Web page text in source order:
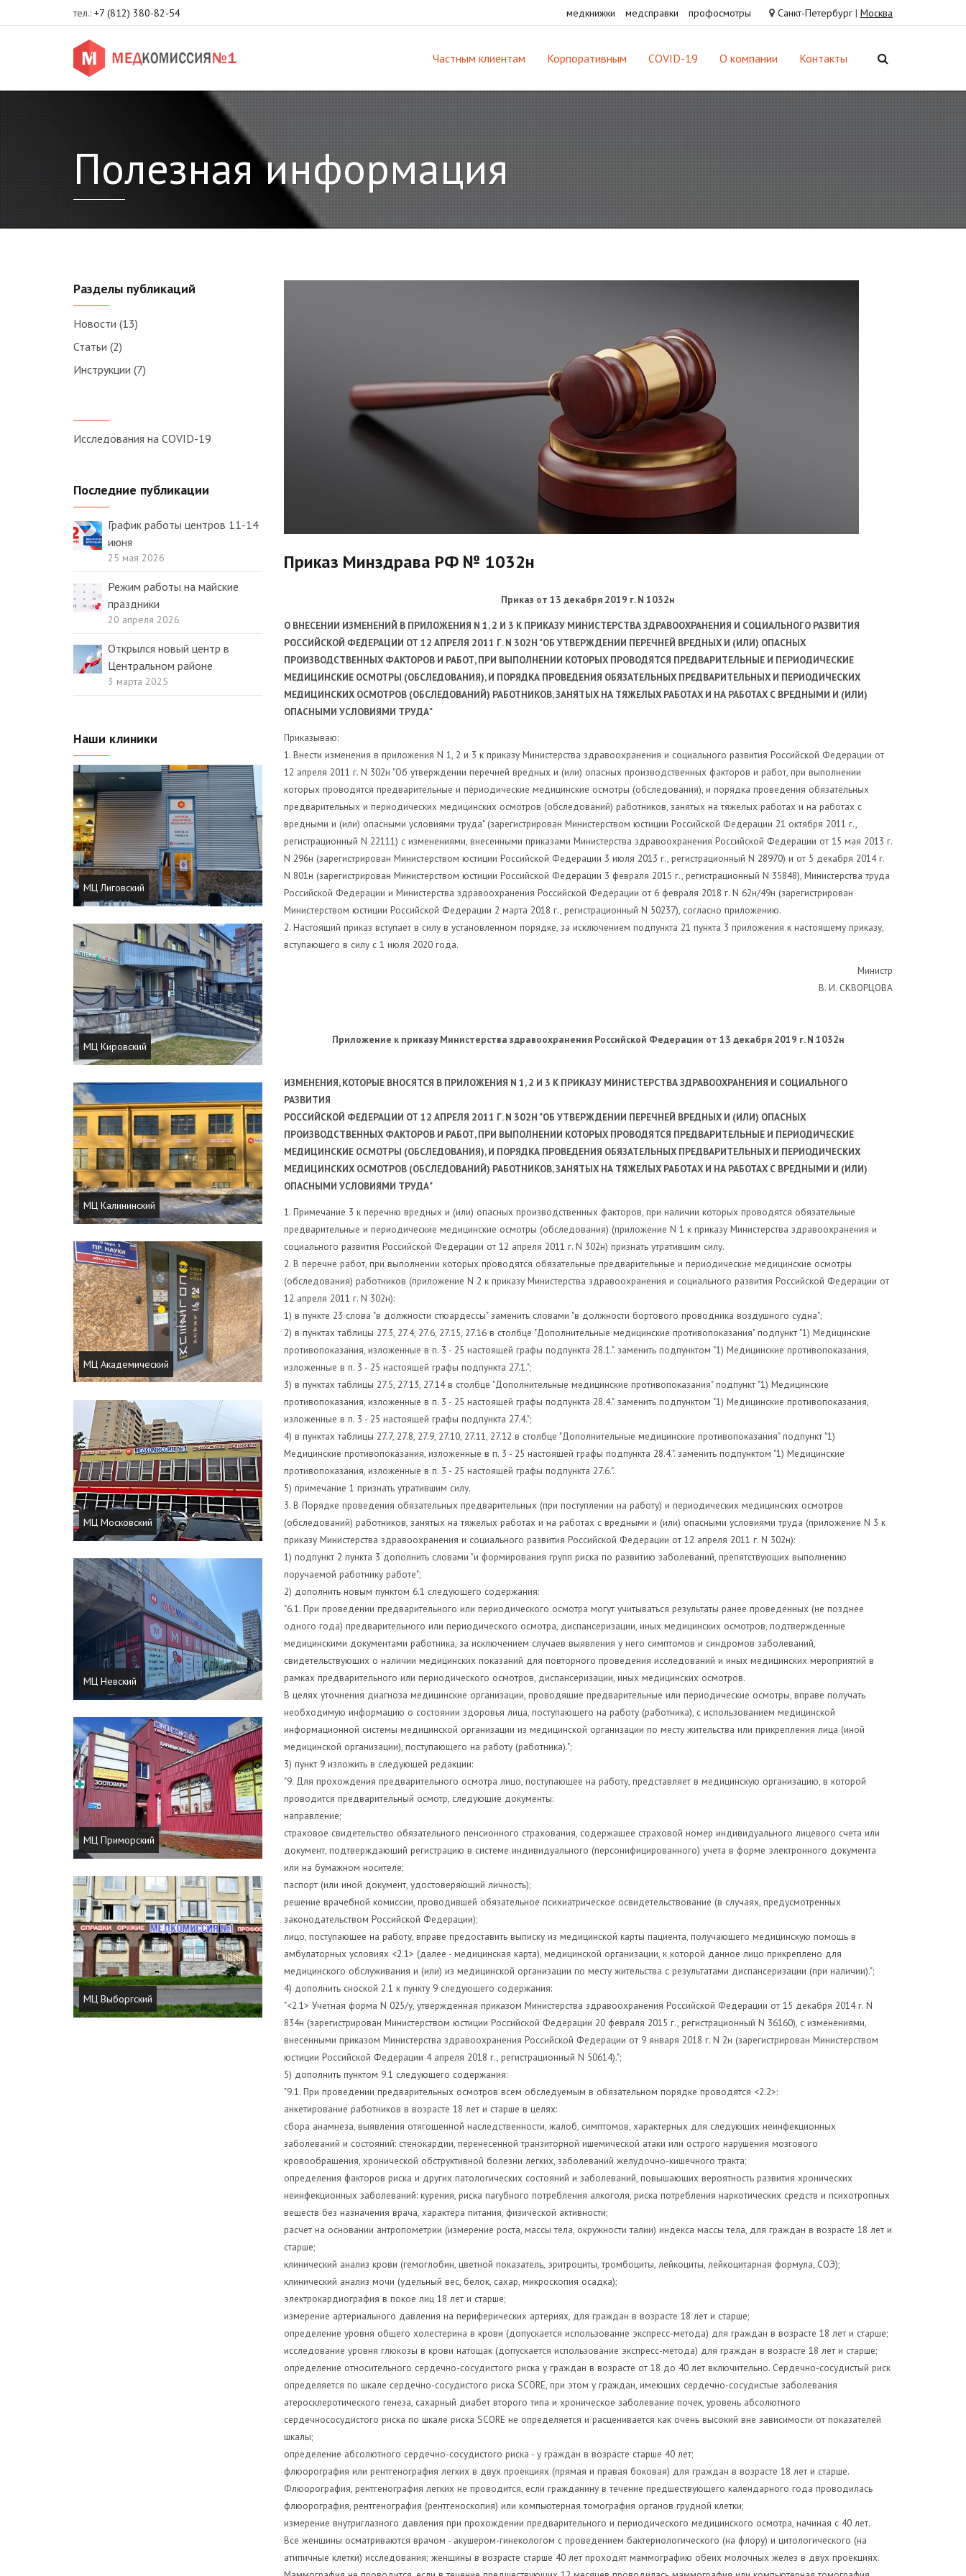
тел.: +7 (812) 380-82-54 Санкт-Петербург | Москва
медкнижки медсправки профосмотры
Частным клиентам Корпоративным COVID-19 О компании Контакты
Полезная информация
Приказ Минздрава РФ № 1032н
Приказ от 13 декабря 2019 г. N 1032н
О ВНЕСЕНИИ ИЗМЕНЕНИЙ В ПРИЛОЖЕНИЯ N 1, 2 И 3 К ПРИКАЗУ МИНИСТЕРСТВАЗДРАВООХРАНЕНИЯ И СОЦИАЛЬНОГО РАЗВИТИЯ
РОССИЙСКОЙ ФЕДЕРАЦИИ ОТ 12 АПРЕЛЯ 2011 Г. N 302Н "ОБ УТВЕРЖДЕНИИ ПЕРЕЧНЕЙ ВРЕДНЫХ И (ИЛИ) ОПАСНЫХ
ПРОИЗВОДСТВЕННЫХ ФАКТОРОВ И РАБОТ, ПРИ ВЫПОЛНЕНИИ КОТОРЫХ ПРОВОДЯТСЯ ПРЕДВАРИТЕЛЬНЫЕ И ПЕРИОДИЧЕСКИЕ
МЕДИЦИНСКИЕ ОСМОТРЫ (ОБСЛЕДОВАНИЯ),И ПОРЯДКА ПРОВЕДЕНИЯ ОБЯЗАТЕЛЬНЫХ ПРЕДВАРИТЕЛЬНЫХ И ПЕРИОДИЧЕСКИХ
МЕДИЦИНСКИХ ОСМОТРОВ (ОБСЛЕДОВАНИЙ) РАБОТНИКОВ, ЗАНЯТЫХ НА ТЯЖЕЛЫХ РАБОТАХ И НА РАБОТАХ С ВРЕДНЫМИ И (ИЛИ)
ОПАСНЫМИ УСЛОВИЯМИ ТРУДА"
Приказываю:
1. Внести изменения в приложения N 1, 2 и 3 к приказу Министерства здравоохранения и социального развития Российской Федерации от
12 апреля 2011 г. N 302н "Об утверждении перечней вредных и (или) опасных производственных факторов и работ, при выполнении
которых проводятся предварительные и периодические медицинские осмотры (обследования), и порядка проведения обязательных
предварительных и периодических медицинских осмотров (обследований) работников, занятых на тяжелых работах и на работах с
вредными и (или) опасными условиями труда" (зарегистрирован Министерством юстиции Российской Федерации 21 октября 2011 г.,
регистрационный N 22111) с изменениями, внесенными приказами Министерства здравоохранения Российской Федерации от 15 мая 2013 г.
N 296н (зарегистрирован Министерством юстиции Российской Федерации 3 июля 2013 г., регистрационный N 28970) и от 5 декабря 2014 г.
N 801н (зарегистрирован Министерством юстиции Российской Федерации 3 февраля 2015 г., регистрационный N 35848), Министерства труда
Российской Федерации и Министерства здравоохранения Российской Федерации от 6 февраля 2018 г. N 62н/49н (зарегистрирован
Министерством юстиции Российской Федерации 2 марта 2018 г., регистрационный N 50237), согласно приложению.
2. Настоящий приказ вступает в силу в установленном порядке, за исключением подпункта 21 пункта 3 приложения к настоящему приказу,
вступающего в силу с 1 июля 2020 года.
Министр
В. И. СКВОРЦОВА
Приложение к приказу Министерства здравоохранения Российской Федерации от 13 декабря 2019 г. N 1032н
ИЗМЕНЕНИЯ,КОТОРЫЕ ВНОСЯТСЯ В ПРИЛОЖЕНИЯ N 1, 2 И 3 К ПРИКАЗУ МИНИСТЕРСТВА ЗДРАВООХРАНЕНИЯ И СОЦИАЛЬНОГО
РАЗВИТИЯ
РОССИЙСКОЙ ФЕДЕРАЦИИ ОТ 12 АПРЕЛЯ 2011 Г. N 302Н "ОБ УТВЕРЖДЕНИИ ПЕРЕЧНЕЙ ВРЕДНЫХ И (ИЛИ) ОПАСНЫХ
ПРОИЗВОДСТВЕННЫХ ФАКТОРОВ И РАБОТ, ПРИ ВЫПОЛНЕНИИ КОТОРЫХ ПРОВОДЯТСЯ ПРЕДВАРИТЕЛЬНЫЕ И ПЕРИОДИЧЕСКИЕ
МЕДИЦИНСКИЕ ОСМОТРЫ (ОБСЛЕДОВАНИЯ), И ПОРЯДКА ПРОВЕДЕНИЯ ОБЯЗАТЕЛЬНЫХ ПРЕДВАРИТЕЛЬНЫХ И ПЕРИОДИЧЕСКИХ
МЕДИЦИНСКИХ ОСМОТРОВ (ОБСЛЕДОВАНИЙ) РАБОТНИКОВ, ЗАНЯТЫХ НА ТЯЖЕЛЫХ РАБОТАХ И НА РАБОТАХ С ВРЕДНЫМИ И (ИЛИ)
ОПАСНЫМИ УСЛОВИЯМИ ТРУДА"
1. Примечание 3 к перечню вредных и (или) опасных производственных факторов, при наличии которых проводятся обязательные
предварительные и периодические медицинские осмотры (обследования) (приложение N 1 к приказу Министерства здравоохранения и
социального развития Российской Федерации от 12 апреля 2011 г. N 302н) признать утратившим силу.
2. В перечне работ, при выполнении которых проводятся обязательные предварительные и периодические медицинские осмотры
(обследования) работников (приложение N 2 к приказу Министерства здравоохранения и социального развития Российской Федерации от
12 апреля 2011 г. N 302н):
1) в пункте 23 слова "в должности стюардессы" заменить словами "в должности бортового проводника воздушного судна";
2) в пунктах таблицы 27.3, 27.4, 27.6, 27.15, 27.16 в столбце "Дополнительные медицинские противопоказания" подпункт "1) Медицинские
противопоказания, изложенные в п. 3 - 25 настоящей графы подпункта 28.1.". заменить подпунктом "1) Медицинские противопоказания,
изложенные в п. 3 - 25 настоящей графы подпункта 27.1.";
3) в пунктах таблицы 27.5, 27.13, 27.14 в столбце "Дополнительные медицинские противопоказания" подпункт "1) Медицинские
противопоказания, изложенные в п. 3 - 25 настоящей графы подпункта 28.4.". заменить подпунктом "1) Медицинские противопоказания,
изложенные в п. 3 - 25 настоящей графы подпункта 27.4.";
4) в пунктах таблицы 27.7, 27.8, 27.9, 27.10, 27.11, 27.12 в столбце "Дополнительные медицинские противопоказания" подпункт "1)
Медицинские противопоказания, изложенные в п. 3 - 25 настоящей графы подпункта 28.4.". заменить подпунктом "1) Медицинские
противопоказания, изложенные в п. 3 - 25 настоящей графы подпункта 27.6.".
5) примечание 1 признать утратившим силу.
3. В Порядке проведения обязательных предварительных (при поступлении на работу) и периодических медицинских осмотров
(обследований) работников, занятых на тяжелых работах и на работах с вредными и (или) опасными условиями труда (приложение N 3 к
приказу Министерства здравоохранения и социального развития Российской Федерации от 12 апреля 2011 г. N 302н):
1) подпункт 2 пункта 3 дополнить словами "и формирования групп риска по развитию заболеваний, препятствующих выполнению
поручаемой работнику работе";
2) дополнить новым пунктом 6.1 следующего содержания:
"6.1. При проведении предварительного или периодического осмотра могут учитываться результаты ранее проведенных (не позднее
одного года) предварительного или периодического осмотра, диспансеризации, иных медицинских осмотров, подтвержденные
медицинскими документами работника, за исключением случаев выявления у него симптомов и синдромов заболеваний,
свидетельствующих о наличии медицинских показаний для повторного проведения исследований и иных медицинских мероприятий в
рамках предварительного или периодического осмотров, диспансеризации, иных медицинских осмотров.
В целях уточнения диагноза медицинские организации, проводящие предварительные или периодические осмотры, вправе получать
необходимую информацию о состоянии здоровья лица, поступающего на работу (работника), с использованием медицинской
информационной системы медицинской организации из медицинской организации по месту жительства или прикрепления лица (иной
медицинской организации), поступающего на работу (работника).";
3) пункт 9 изложить в следующей редакции:
"9. Для прохождения предварительного осмотра лицо, поступающее на работу, представляет в медицинскую организацию, в которой
проводится предварительный осмотр, следующие документы:
направление;
страховое свидетельство обязательного пенсионного страхования, содержащее страховой номер индивидуального лицевого счета или
документ, подтверждающий регистрацию в системе индивидуального (персонифицированного) учета в форме электронного документа
или на бумажном носителе;
паспорт (или иной документ, удостоверяющий личность);
решение врачебной комиссии, проводившей обязательное психиатрическое освидетельствование (в случаях, предусмотренных
законодательством Российской Федерации);
лицо, поступающее на работу, вправе предоставить выписку из медицинской карты пациента, получающего медицинскую помощь в
амбулаторных условиях <2.1> (далее - медицинская карта), медицинской организации, к которой данное лицо прикреплено для
медицинского обслуживания и (или) из медицинской организации по месту жительства с результатами диспансеризации (при наличии).";
4) дополнить сноской 2.1 к пункту 9 следующего содержания:
"<2.1> Учетная форма N 025/у, утвержденная приказом Министерства здравоохранения Российской Федерации от 15 декабря 2014 г. N
834н (зарегистрирован Министерством юстиции Российской Федерации 20 февраля 2015 г., регистрационный N 36160), с изменениями,
внесенными приказом Министерства здравоохранения Российской Федерации от 9 января 2018 г. N 2н (зарегистрирован Министерством
юстиции Российской Федерации 4 апреля 2018 г., регистрационный N 50614).";
5) дополнить пунктом 9.1 следующего содержания:
"9.1. При проведении предварительных осмотров всем обследуемым в обязательном порядке проводятся <2.2>:
анкетирование работников в возрасте 18 лет и старше в целях:
сбора анамнеза, выявления отягощенной наследственности, жалоб, симптомов, характерных для следующих неинфекционных
заболеваний и состояний: стенокардии, перенесенной транзиторной ишемической атаки или острого нарушения мозгового
кровообращения, хронической обструктивной болезни легких, заболеваний желудочно-кишечного тракта;
определения факторов риска и других патологических состояний и заболеваний, повышающих вероятность развития хронических
неинфекционных заболеваний: курения, риска пагубного потребления алкоголя, риска потребления наркотических средств и психотропных
веществ без назначения врача, характера питания, физической активности;
расчет на основании антропометрии (измерение роста, массы тела, окружности талии) индекса массы тела, для граждан в возрасте 18 лет и
старше;
клинический анализ крови (гемоглобин, цветной показатель, эритроциты, тромбоциты, лейкоциты, лейкоцитарная формула, СОЭ);
клинический анализ мочи (удельный вес, белок, сахар, микроскопия осадка);
электрокардиография в покое лиц 18 лет и старше;
измерение артериального давления на периферических артериях, для граждан в возрасте 18 лет и старше;
определение уровня общего холестерина в крови (допускается использование экспресс-метода) для граждан в возрасте 18 лет и старше;
исследование уровня глюкозы в крови натощак (допускается использование экспресс-метода) для граждан в возрасте 18 лет и старше;
определение относительного сердечно-сосудистого риска у граждан в возрасте от 18 до 40 лет включительно. Сердечно-сосудистый риск
определяется по шкале сердечно-сосудистого риска SCORE, при этом у граждан, имеющих сердечно-сосудистые заболевания
атеросклеротического генеза, сахарный диабет второго типа и хроническое заболевание почек, уровень абсолютного
сердечнососудистого риска по шкале риска SCORE не определяется и расценивается как очень высокий вне зависимости от показателей
шкалы;
определение абсолютного сердечно-сосудистого риска - у граждан в возрасте старше 40 лет;
флюорография или рентгенография легких в двух проекциях (прямая и правая боковая) для граждан в возрасте 18 лет и старше.
Флюорография, рентгенография легких не проводится, если гражданину в течение предшествующего календарного года проводилась
флюорография, рентгенография (рентгеноскопия) или компьютерная томография органов грудной клетки;
измерение внутриглазного давления при прохождении предварительного и периодического медицинского осмотра, начиная с 40 лет.
Все женщины осматриваются врачом - акушером-гинекологом с проведением бактериологического (на флору) и цитологического (на
атипичные клетки) исследования; женщины в возрасте старше 40 лет проходят маммографию обеих молочных желез в двух проекциях.
Разделы публикаций
Новости (13)
Статьи (2)
Инструкции (7)
Исследования на COVID-19
Последние публикации
График работы центров 11-14
июня
25 мая 2026
Режим работы на майские
праздники
20 апреля 2026
Открылся новый центр в
Центральном районе
3 марта 2025
Наши клиники
МЦ Лиговский
МЦ Кировский
МЦ Калининский
МЦ Академический
МЦ Московский
МЦ Невский
МЦ Приморский
МЦ Выборгский